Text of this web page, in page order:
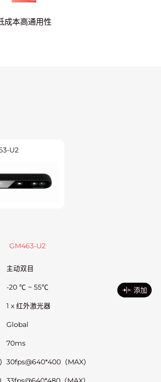
成本高通用性
U2
GM463-U2
主动双目
-20 ℃ ~ 55℃
1 x 红外激光器
Global
70ms
30fps@640*400（MAX）
33fps@640*480（MAX）
添加